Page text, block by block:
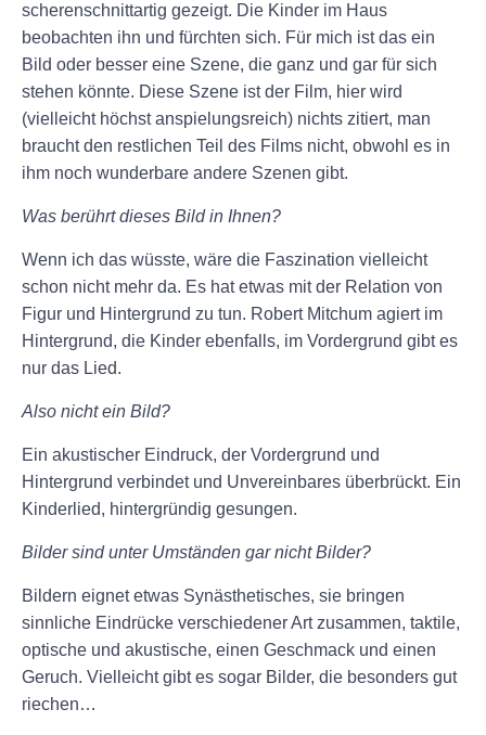
scherenschnittartig gezeigt. Die Kinder im Haus
beobachten ihn und fürchten sich. Für mich ist das ein
Bild oder besser eine Szene, die ganz und gar für sich
stehen könnte. Diese Szene ist der Film, hier wird
(vielleicht höchst anspielungsreich) nichts zitiert, man
braucht den restlichen Teil des Films nicht, obwohl es in
ihm noch wunderbare andere Szenen gibt.
Was berührt dieses Bild in Ihnen?
Wenn ich das wüsste, wäre die Faszination vielleicht
schon nicht mehr da. Es hat etwas mit der Relation von
Figur und Hintergrund zu tun. Robert Mitchum agiert im
Hintergrund, die Kinder ebenfalls, im Vordergrund gibt es
nur das Lied.
Also nicht ein Bild?
Ein akustischer Eindruck, der Vordergrund und
Hintergrund verbindet und Unvereinbares überbrückt. Ein
Kinderlied, hintergründig gesungen.
Bilder sind unter Umständen gar nicht Bilder?
Bildern eignet etwas Synästhetisches, sie bringen
sinnliche Eindrücke verschiedener Art zusammen, taktile,
optische und akustische, einen Geschmack und einen
Geruch. Vielleicht gibt es sogar Bilder, die besonders gut
riechen…